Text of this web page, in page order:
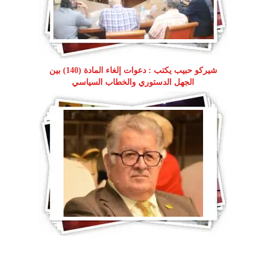
شيركو حبيب يكتب : دعوات إلغاء المادة (140) بين
الجهل الدستوري والخطاب السياسي